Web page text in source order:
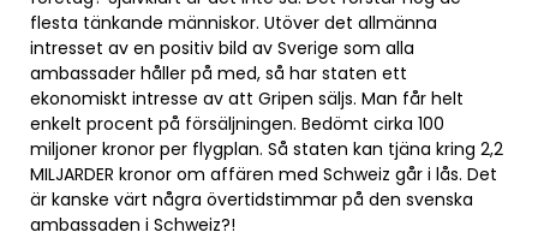
flesta tänkande människor. Utöver det allmänna
intresset av en positiv bild av Sverige som alla
ambassader håller på med, så har staten ett
ekonomiskt intresse av att Gripen säljs. Man får helt
enkelt procent på försäljningen. Bedömt cirka 100
miljoner kronor per flygplan. Så staten kan tjäna kring 2,2
MILJARDER kronor om affären med Schweiz går i lås. Det
är kanske värt några övertidstimmar på den svenska
ambassaden i Schweiz?!